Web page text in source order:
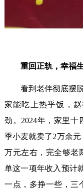
重回正轨，幸福
看到老伴彻底摆
家能吃上热乎饭，
劲。2024年，家里
季小麦就卖了2万余
万元左右，完全够老
单这一项年收入预计
一点，多挣一些，三